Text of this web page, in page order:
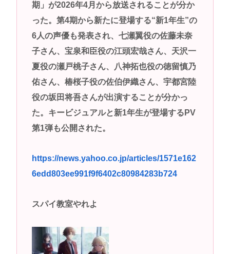
期」が2026年4月から放送されることが分か
った。第4期から新たに登場する“新1年生”の
6人の声優も発表され、七瀬翼役の佐藤未奈
子さん、宝泉和臣役の江頭宏哉さん、天沢一
夏役の瀬戸桃子さん、八神拓也役の徳留慎乃
佑さん、椿桜子役の佐伯伊織さん、宇都宮陸
役の坂田将吾さんが出演することが分かっ
た。キービジュアルと新1年生が登場するPV
第1弾も公開された。
https://news.yahoo.co.jp/articles/1571e162
6edd803ee991f9f6402c80984283b724
スパイ教室やれよ